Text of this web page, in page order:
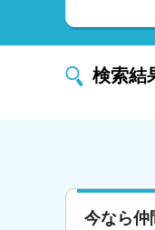
検索結
今なら仲